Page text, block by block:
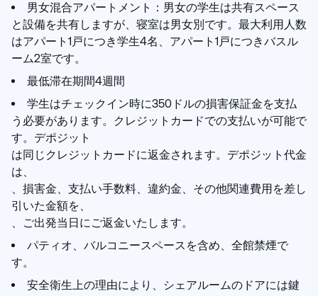
男女混合アパートメント：男女の学生は共有スペース
と設備を共有しますが、寝室は男女別です。最大利用人数
はアパート1戸につき学生4名、アパート1戸につきバスル
ーム2室です。
最低滞在期間4週間
学生はチェックイン時に350ドルの損害保証金を支払
う必要があります。クレジットカードでの支払いが可能で
す。デポジット
は同じクレジットカードに返金されます。デポジット代金
は、
、損害金、支払い手数料、違約金、その他関連費用を差し
引いた金額を、
、ご出発当日にご返金いたします。
パティオ、バルコニースペースを含め、全館禁煙で
す。
安全衛生上の理由により、シェアルームのドアには鍵